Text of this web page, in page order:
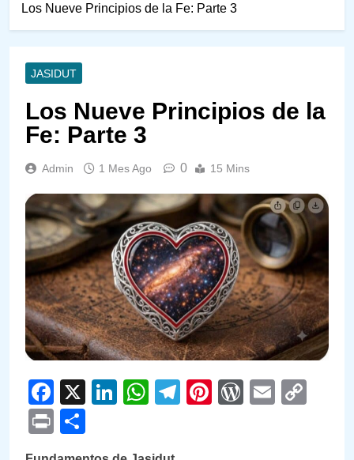
Los Nueve Principios de la Fe: Parte 3
JASIDUT
Los Nueve Principios de la
Fe: Parte 3
Admin 1 Mes Ago 0 15 Mins
Facebook
X LinkedIn
WhatsApp
Telegram
PinterestEmail
Print